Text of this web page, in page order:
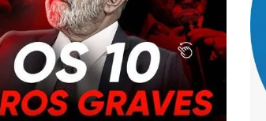
LIMEIRA
MOGI GUAÇU
MOGI MIRIM
PAULÍNIA